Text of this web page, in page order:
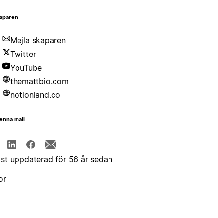
Mejla skaparen
Twitter
YouTube
themattbio.com
notionland.co
mall
uppdaterad för 56 år sedan